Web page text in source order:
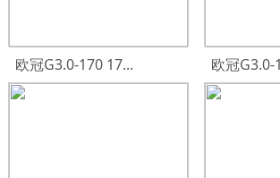
欧冠G3.0-170 17... 欧冠G3.0-